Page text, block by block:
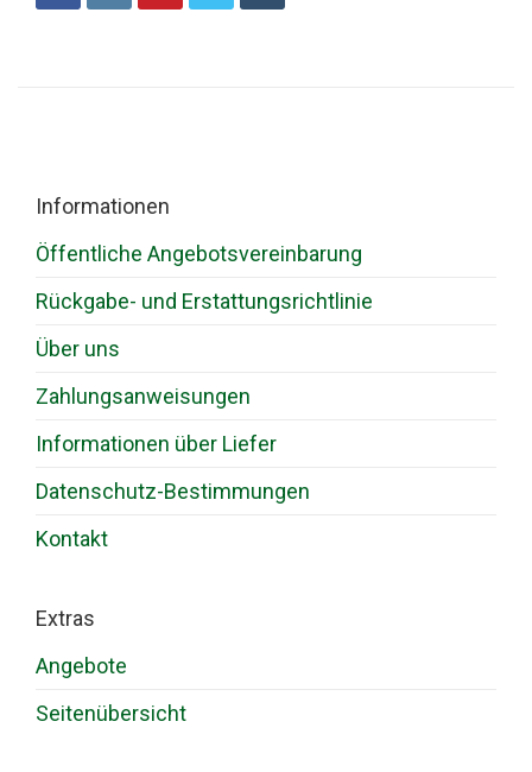
Informationen
Öffentliche Angebotsvereinbarung
Rückgabe- und Erstattungsrichtlinie
Über uns
Zahlungsanweisungen
Informationen über Liefer
Datenschutz-Bestimmungen
Kontakt
Extras
Angebote
Seitenübersicht